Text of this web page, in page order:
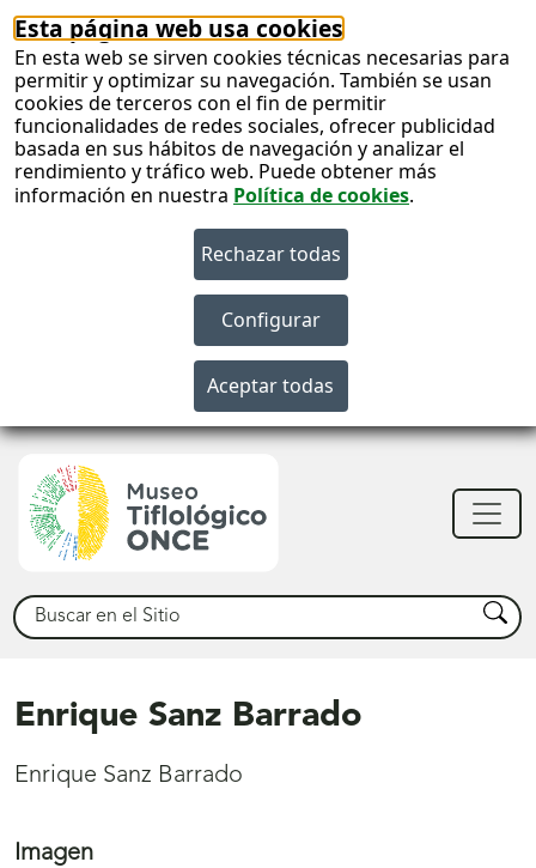
Esta página web usa cookies
En esta web se sirven cookies técnicas necesarias para
permitir y optimizar su navegación. También se usan
cookies de terceros con el fin de permitir
funcionalidades de redes sociales, ofrecer publicidad
basada en sus hábitos de navegación y analizar el
rendimiento y tráfico web. Puede obtener más
información en nuestra Política de cookies.
Buscar Buscar
Enrique Sanz Barrado
Enrique Sanz Barrado
Imagen